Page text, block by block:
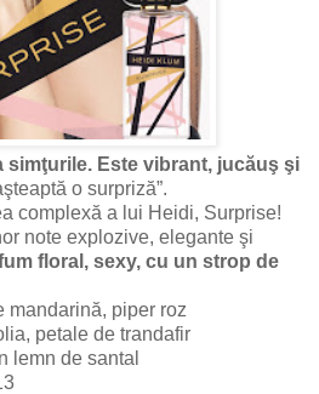
simţurile. Este vibrant, jucăuş şi
o surpriză”.
complexă a lui Heidi, Surprise!
note explozive, elegante şi
floral, sexy, cu un strop de
mandarină, piper roz
petale de trandafir
lemn de santal